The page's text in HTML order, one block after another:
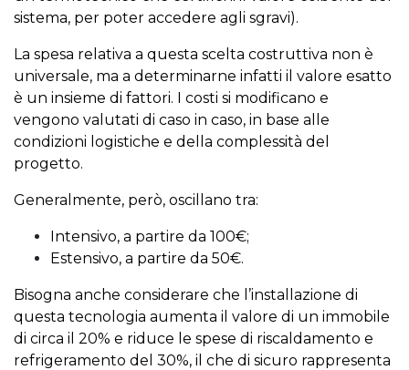
sistema, per poter accedere agli sgravi).
La spesa relativa a questa scelta costruttiva non è
universale, ma a determinarne infatti il valore esatto
è un insieme di fattori. I costi si modificano e
vengono valutati di caso in caso, in base alle
condizioni logistiche e della complessità del
progetto.
Generalmente, però, oscillano tra:
Intensivo, a partire da 100€;
Estensivo, a partire da 50€.
Bisogna anche considerare che l’installazione di
questa tecnologia aumenta il valore di un immobile
di circa il 20% e riduce le spese di riscaldamento e
refrigeramento del 30%, il che di sicuro rappresenta